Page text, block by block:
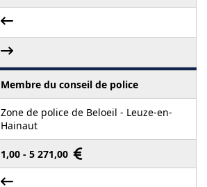
Membre du conseil de police
Zone de police de Beloeil - Leuze-en-
Hainaut
1,00 - 5 271,00